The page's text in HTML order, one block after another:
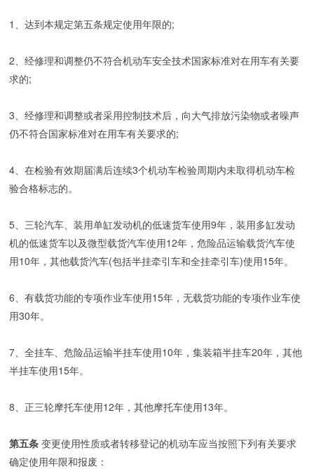
1、达到本规定第五条规定使用年限的;
2、经修理和调整仍不符合机动车安全技术国家标准对在用车有关要
求的;
3、经修理和调整或者采用控制技术后，向大气排放污染物或者噪声
仍不符合国家标准对在用车有关要求的;
4、在检验有效期届满后连续3个机动车检验周期内未取得机动车检
验合格标志的。
5、三轮汽车、装用单缸发动机的低速货车使用9年，装用多缸发动
机的低速货车以及微型载货汽车使用12年，危险品运输载货汽车使
用10年，其他载货汽车(包括半挂牵引车和全挂牵引车)使用15年。
6、有载货功能的专项作业车使用15年，无载货功能的专项作业车使
用30年。
7、全挂车、危险品运输半挂车使用10年，集装箱半挂车20年，其他
半挂车使用15年。
8、正三轮摩托车使用12年，其他摩托车使用13年。
第五条 变更使用性质或者转移登记的机动车应当按照下列有关要求
确定使用年限和报废：